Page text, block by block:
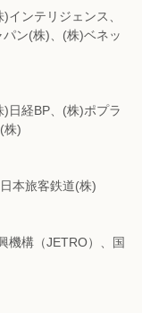
ンテリジェンス、
ン(株)、(株)ベネッ
日経BP、(株)ポプラ
株)
本旅客鉄道(株)
機構（JETRO）、国